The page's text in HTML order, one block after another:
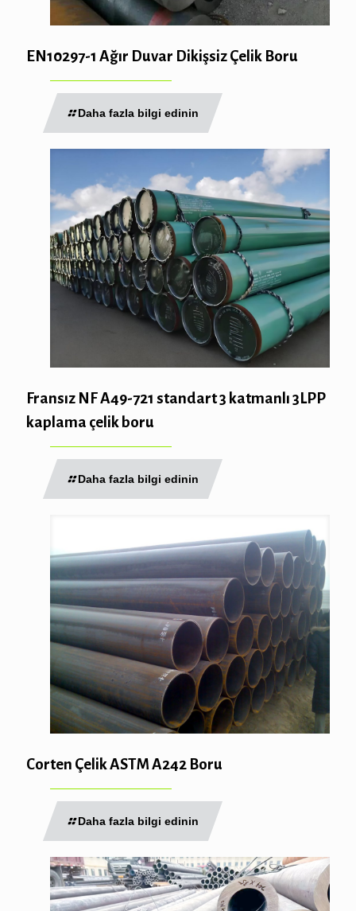
EN10297-1 Ağır Duvar Dikişsiz Çelik Boru
Daha fazla bilgi edinin
Fransız NF A49-721 standart 3 katmanlı 3LPP
kaplama çelik boru
Daha fazla bilgi edinin
Corten Çelik ASTM A242 Boru
Daha fazla bilgi edinin